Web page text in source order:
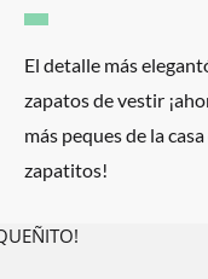
El detalle más
zapatos de vestir
más peques de la
zapatitos!